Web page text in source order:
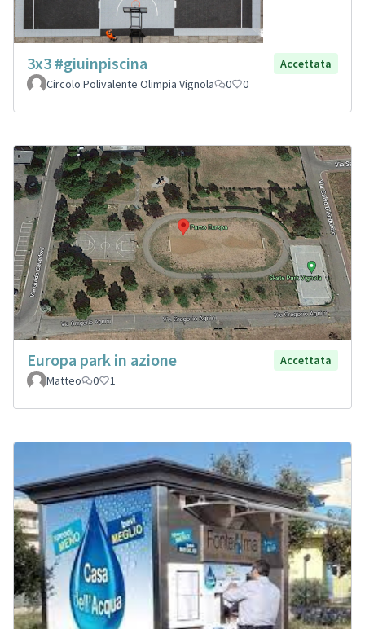
3x3 #giuinpiscina
Accettata
Circolo Polivalente Olimpia Vignola
0 0
Europa park in azione
Accettata
Matteo
0 1